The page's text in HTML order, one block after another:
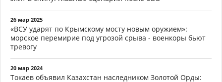
26 мар 2025
«ВСУ ударят по Крымскому мосту новым оружием»:
морское перемирие под угрозой срыва - военкоры бьют
тревогу
20 мар 2024
Токаев объявил Казахстан наследником Золотой Орды: